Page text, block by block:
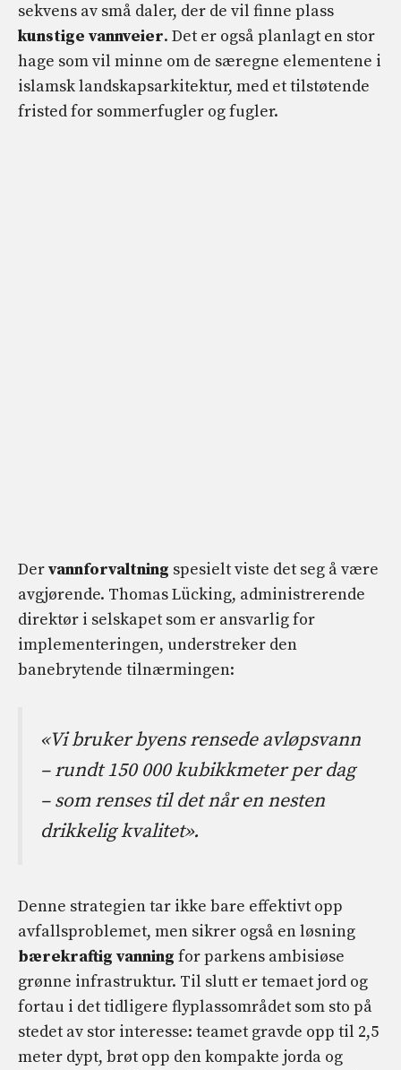
sekvens av små daler, der de vil finne plass
kunstige vannveier. Det er også planlagt en stor
hage som vil minne om de særegne elementene i
islamsk landskapsarkitektur, med et tilstøtende
fristed for sommerfugler og fugler.
Dervannforvaltning spesielt viste det seg å være
avgjørende. Thomas Lücking, administrerende
direktør i selskapet som er ansvarlig for
implementeringen, understreker den
banebrytende tilnærmingen:
«Vi bruker byens rensede avløpsvann
– rundt 150 000 kubikkmeter per dag
– som renses til det når en nesten
drikkelig kvalitet».
Denne strategien tar ikke bare effektivt opp
avfallsproblemet, men sikrer også en løsning
bærekraftig vanning for parkens ambisiøse
grønne infrastruktur. Til slutt er temaet jord og
fortau i det tidligere flyplassområdet som sto på
stedet av stor interesse: teamet gravde opp til 2,5
meter dypt, brøt opp den kompakte jorda og